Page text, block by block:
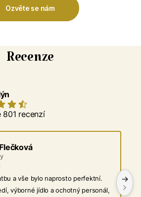
Ozvěte se nám
Recenze
801 recenzí
a vše bylo naprosto perfektní.
výborné jídlo a ochotný personál,